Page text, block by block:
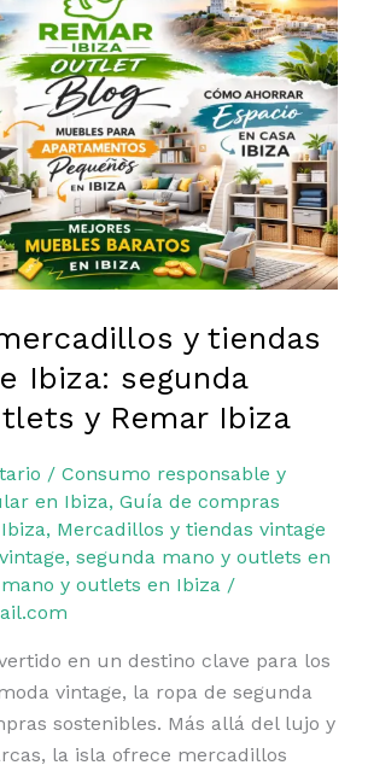
y tiendas
Ibiza: segunda
y Remar Ibiza
/ Consumo responsable y
en Ibiza, Guía de compras
, Mercadillos y tiendas vintage
segunda mano y outlets en
y outlets en Ibiza/
en un destino clave para los
vintage, la ropa de segunda
sostenibles. Más allá del lujo y
la isla ofrece mercadillos